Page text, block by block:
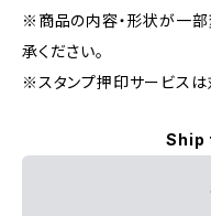
※商品の内容・形状が一部
承ください。
※スタンプ押印サービスは
Ship